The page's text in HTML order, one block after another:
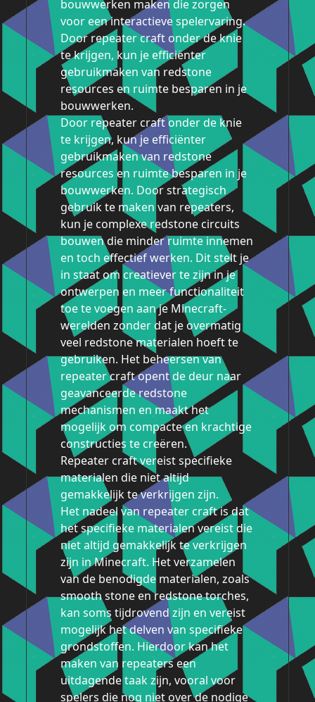
bouwwerken maken die zorgen
voor een interactieve spelervaring.
Door repeater craft onder de knie
te krijgen, kun je efficiënter
gebruikmaken van redstone
resources en ruimte besparen in je
bouwwerken.
Door repeater craft onder de knie
te krijgen, kun je efficiënter
gebruikmaken van redstone
resources en ruimte besparen in je
bouwwerken. Door strategisch
gebruik te maken van repeaters,
kun je complexe redstone circuits
bouwen die minder ruimte innemen
en toch effectief werken. Dit stelt je
in staat om creatiever te zijn in je
ontwerpen en meer functionaliteit
toe te voegen aan je Minecraft-
werelden zonder dat je overmatig
veel redstone materialen hoeft te
gebruiken. Het beheersen van
repeater craft opent de deur naar
geavanceerde redstone
mechanismen en maakt het
mogelijk om compacte en krachtige
constructies te creëren.
Repeater craft vereist specifieke
materialen die niet altijd
gemakkelijk te verkrijgen zijn.
Het nadeel van repeater craft is dat
het specifieke materialen vereist die
niet altijd gemakkelijk te verkrijgen
zijn in Minecraft. Het verzamelen
van de benodigde materialen, zoals
smooth stone en redstone torches,
kan soms tijdrovend zijn en vereist
mogelijk het delven van specifieke
grondstoffen. Hierdoor kan het
maken van repeaters een
uitdagende taak zijn, vooral voor
spelers die nog niet over de nodige